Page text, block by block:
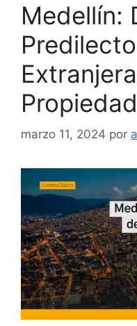
Medellín:
marzo 11, 2024 por